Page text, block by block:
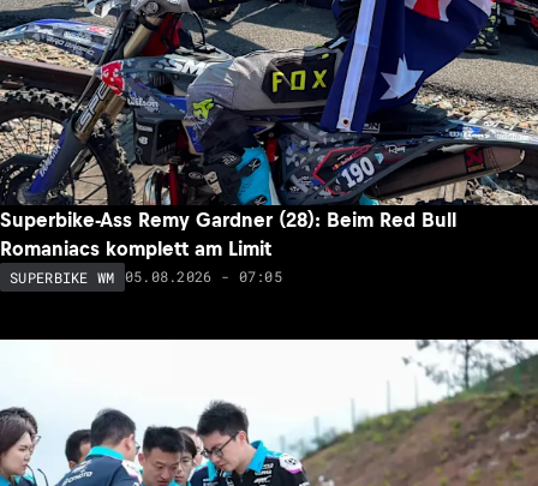
Superbike-Ass Remy Gardner (28): Beim Red Bull
Romaniacs komplett am Limit
SUPERBIKE WM 05.08.2026 - 07:05